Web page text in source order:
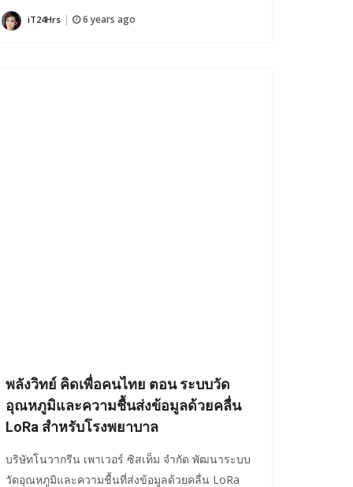
iT24Hrs 6 years ago
พลังวิทย์ คิดเพื่อคนไทย ตอน ระบบวัด
อุณหภูมิและความชื้นส่งข้อมูลด้วยคลื่น
LoRa สำหรับโรงพยาบาล
บริษัทโนวากรีน เพาเวอร์ ซิสเท็ม จำกัด พัฒนาระบบ
วัดอุณหภูมิและความชื้นที่ส่งข้อมูลด้วยคลื่น LoRa